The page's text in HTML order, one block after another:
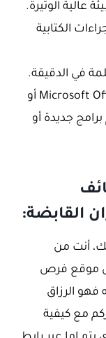
عالية الوتيرة.
الكتابية
بارع للغاية في استخدام Microsoft Office Suite أو
جديدة أو
القابضة:
أنت من
موقع فرص
فهو الرزاق
مع كيفية